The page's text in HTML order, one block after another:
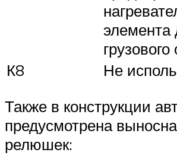
элемента
грузового
К8
Не
Также в конструкции
предусмотрена
релюшек: